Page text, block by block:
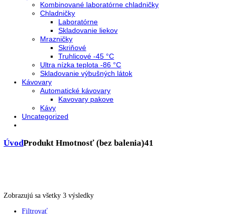
Chladnie nápojov
Skriňové
Truhlicové
Vinotéky
Pekárne
Chladničky
Mrazničky
Výskum a laboratóriá
Kombinované laboratórne chladničky
Chladničky
Laboratórne
Skladovanie liekov
Mrazničky
Truhlicové -45 °C
Kávy
Uncategorized